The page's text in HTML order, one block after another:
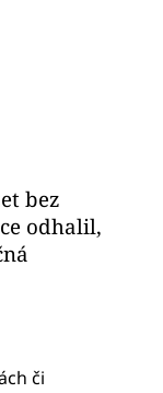
bez
odhalil,
či